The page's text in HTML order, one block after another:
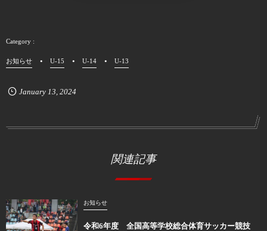
お知らせ U-15 U-14 U-13
January 13 2024
関連記事
お知らせ
令和6年度 全国高等学校総合体育サッカー競技